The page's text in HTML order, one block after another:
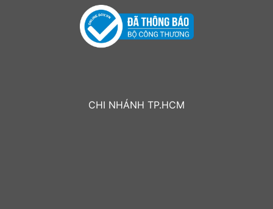
CHI NHÁNH TP.HCM